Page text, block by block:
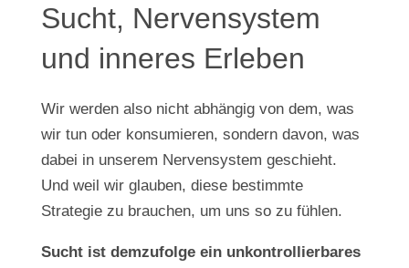
Sucht, Nervensystem
und inneres Erleben
Wir werden also nicht abhängig von dem, was
wir tun oder konsumieren, sondern davon, was
dabei in unserem Nervensystem geschieht.
Und weil wir glauben, diese bestimmte
Strategie zu brauchen, um uns so zu fühlen.
Sucht ist demzufolge ein unkontrollierbares